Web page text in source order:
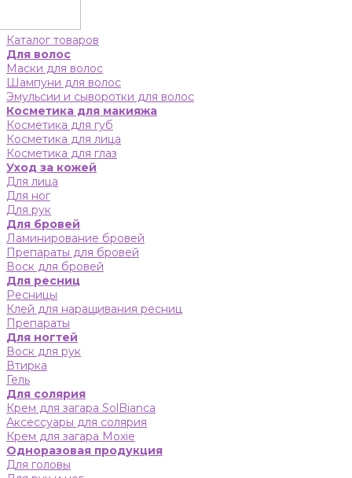
Каталог товаров
Для волос
Маски для волос
Шампуни для волос
Эмульсии и сыворотки для волос
Косметика для макияжа
Косметика для губ
Косметика для лица
Косметика для глаз
Уход за кожей
Для лица
Для ног
Для рук
Для бровей
Ламинирование бровей
Препараты для бровей
Воск для бровей
Для ресниц
Ресницы
Клей для наращивания ресниц
Препараты
Для ногтей
Воск для рук
Втирка
Гель
Для солярия
Крем для загара SolBianca
Аксессуары для солярия
Крем для загара Moxie
Одноразовая продукция
Для головы